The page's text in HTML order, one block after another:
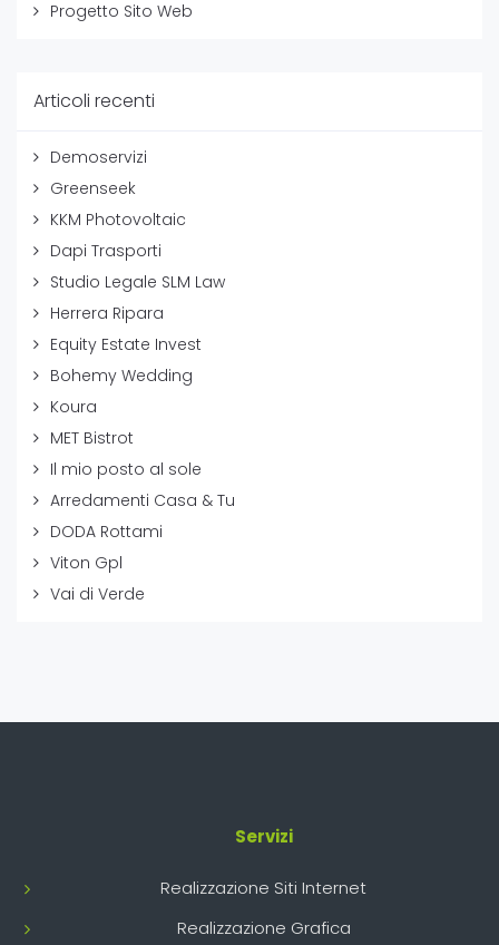
Progetto Sito Web
Articoli recenti
Demoservizi
Greenseek
KKM Photovoltaic
Dapi Trasporti
Studio Legale SLM Law
Herrera Ripara
Equity Estate Invest
Bohemy Wedding
Koura
MET Bistrot
Il mio posto al sole
Arredamenti Casa & Tu
DODA Rottami
Viton Gpl
Vai di Verde
Servizi
Realizzazione Siti Internet
Realizzazione Grafica